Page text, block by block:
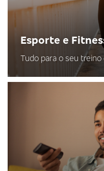
Esporte e
Tudo para o seu treino